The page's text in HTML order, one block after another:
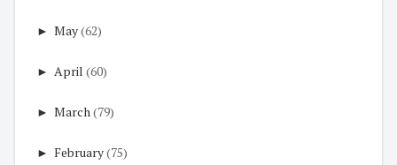
► May(62)
► April (60)
► March(79)
► February(75)